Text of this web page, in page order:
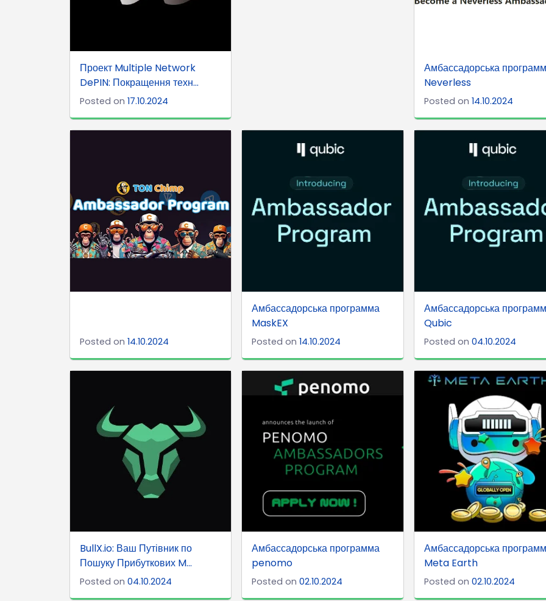
Проект Multiple Network
DePIN: Покращення техн...
Posted on 17.10.2024
Амбассадорська
Neverless
Posted on 14.10.2024
Posted on 14.10.2024
Амбассадорська программа
MaskEX
Posted on14.10.2024
Амбассадорська
Qubic
Posted on 04.10.2024
BullX.io: Ваш Путівник по
Пошуку Прибуткових M...
Posted on 04.10.2024
Амбассадорська программа
penomo
Posted on02.10.2024
Амбассадорська
Meta Earth
Posted on 02.10.2024